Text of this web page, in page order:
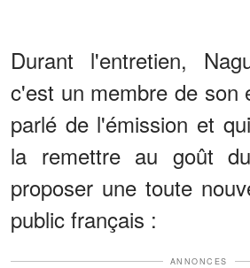
Durant l'entretien,
c'est un membre de son
parlé de l'émission et
la remettre au goût
proposer une toute
public français :
ANNONCES